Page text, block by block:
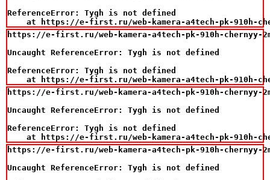
ReferenceError: Tygh is not defined
at https://e-first.ru/web-kamera-a4tech-pk-910h-
https://e-first.ru/web-kamera-a4tech-pk-910h-chernyy-
Uncaught ReferenceError: Tygh is not defined
ReferenceError: Tygh is not defined
at https://e-first.ru/web-kamera-a4tech-pk-910h-
https://e-first.ru/web-kamera-a4tech-pk-910h-chernyy-
Uncaught ReferenceError: Tygh is not defined
ReferenceError: Tygh is not defined
at https://e-first.ru/web-kamera-a4tech-pk-910h-
https://e-first.ru/web-kamera-a4tech-pk-910h-chernyy-
Uncaught ReferenceError: Tygh is not defined